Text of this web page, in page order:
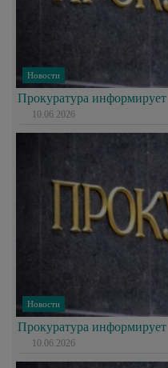
Новости
Прокуратура информирует
10.06.2026
Новости
Прокуратура информирует
10.06.2026